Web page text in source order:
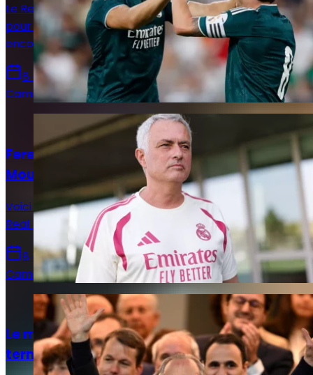
Le Real Madrid s’est imposé 2-1 face à Ferencváros
pour son deuxième match de préparation. Une victoire
encourageante, malgré plusieurs failles défensives.
8 août 2026
Camille Santos
Actualités
Ferencváros – Real Madrid : le onze de
Mourinho est connu
Voici la composition officielle qu’a décidé d’aligner le
Real Madrid de José Mourinho face à Ferencvaros.
8 août 2026
Camille Santos
Actualités
Le mercato du Real Madrid est loin d’être
terminé